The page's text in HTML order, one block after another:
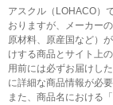
アスクル（LOHACO）
おりますが、メーカー
原材料、原産国など）
けする商品とサイト上
用前には必ずお届けし
に詳細な商品情報が必
また、商品名における